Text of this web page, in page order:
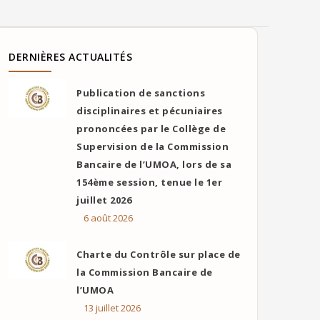
DERNIÈRES ACTUALITÉS
Publication de sanctions
disciplinaires et pécuniaires
prononcées par le Collège de
Supervision de la Commission
Bancaire de l’UMOA, lors de sa
154ème session, tenue le 1er
juillet 2026
6 août 2026
Charte du Contrôle sur place de
la Commission Bancaire de
l’UMOA
13 juillet 2026